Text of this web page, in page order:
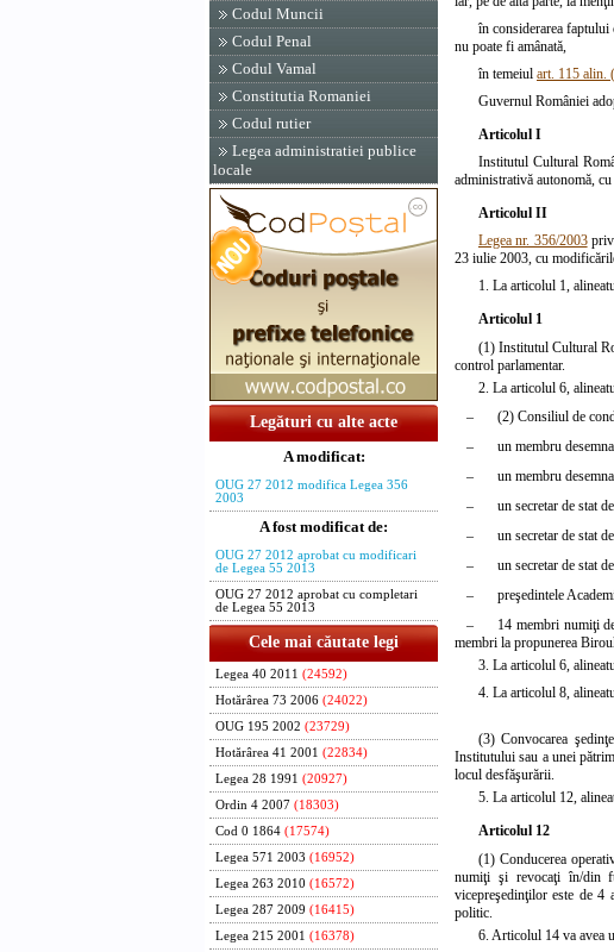
Codul Muncii
Codul Penal
Codul Vamal
Constitutia Romaniei
Codul rutier
Legea administratiei publice
locale
Legături cu alte acte
A modificat:
OUG 27 2012 modifica Legea 356
2003
A fost modificat de:
OUG 27 2012 aprobat cu modificari
de Legea 55 2013
OUG 27 2012 aprobat cu completari
de Legea 55 2013
Cele mai căutate legi
Legea 40 2011 (24592)
Hotărârea 73 2006 (24022)
OUG 195 2002 (23729)
Hotărârea 41 2001 (22834)
Legea 28 1991 (20927)
Ordin 4 2007 (18303)
Cod 0 1864 (17574)
Legea 571 2003 (16952)
Legea 263 2010 (16572)
Legea 287 2009 (16415)
Legea 215 2001 (16378)
în considerarea faptului
nu poate fi amânată,
în temeiul art. 115 alin.
Guvernul României
Articolul I
Institutul Cultural
administrativă autonomă,
Articolul II
Legea nr. 356/2003
23 iulie 2003, cu
1. La articolul 1,
Articolul 1
(1) Institutul Cultural
control parlamentar.
2. La articolul 6,
(2) Consiliul de
–
–
un membru
–
un membru
–
un secretar de stat
–
un secretar de stat
–
un secretar de stat
–
preşedintele
–
14 membri numiţi
membri la propunerea
3. La articolul 6,
4. La articolul 8,
(3) Convocarea
Institutului sau a unei
locul desfăşurării.
5. La articolul 12,
Articolul 12
(1) Conducerea
numiţi şi revocaţi în/din
vicepreşedinţilor este de 4
politic.
6. Articolul 14 va avea